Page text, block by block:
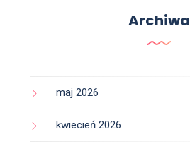
Archiwa
maj 2026
kwiecień 2026